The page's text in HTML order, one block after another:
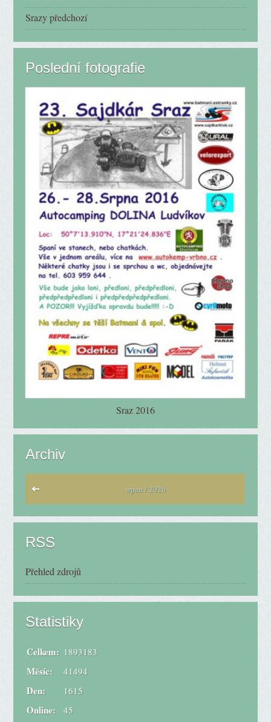
Srazy předchozí
Poslední fotografie
Sraz 2016
Archiv
srpen / 2026
RSS
Přehled zdrojů
Statistiky
Online: 45
Celkem: 1893183
Měsíc: 41494
Den: 1615